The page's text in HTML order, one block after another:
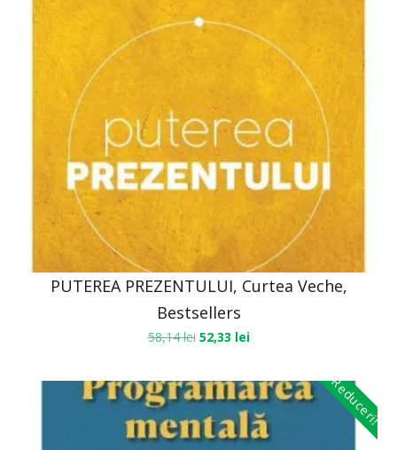
PUTEREA PREZENTULUI, Curtea Veche,
Bestsellers
58,14lei 52,33 lei
Reduceri!